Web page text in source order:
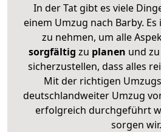
In der Tat gibt es viele
einem Umzug nach Barby.
zu nehmen, um alle
sorgfältig zu planen und zu
sicherzustellen, dass alles
Mit der richtigen
deutschlandweiter Umzug
erfolgreich durchgeführt
sorgen wir.